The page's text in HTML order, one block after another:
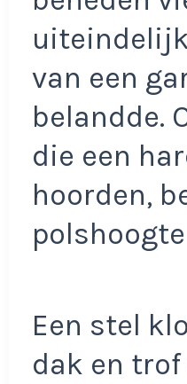
van een
belandde.
die een
hoorden,
Een stel
dak en